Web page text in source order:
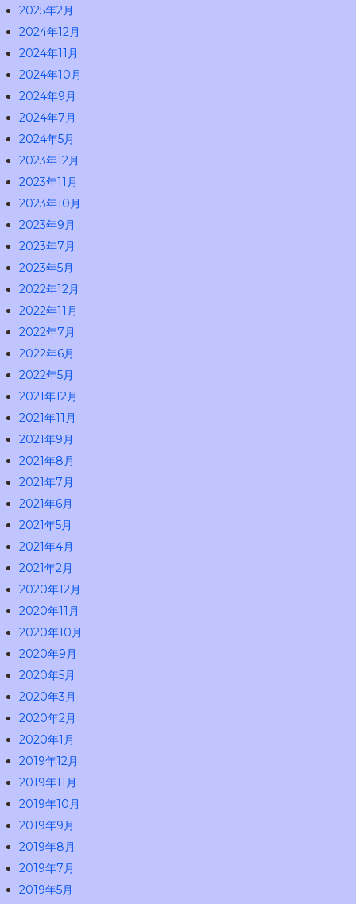
2025年2月
2024年12月
2024年11月
2024年10月
2024年9月
2024年7月
2024年5月
2023年12月
2023年11月
2023年10月
2023年9月
2023年7月
2023年5月
2022年12月
2022年11月
2022年7月
2022年6月
2022年5月
2021年12月
2021年11月
2021年9月
2021年8月
2021年7月
2021年6月
2021年5月
2021年4月
2021年2月
2020年12月
2020年11月
2020年10月
2020年9月
2020年5月
2020年3月
2020年2月
2020年1月
2019年12月
2019年11月
2019年10月
2019年9月
2019年8月
2019年7月
2019年5月